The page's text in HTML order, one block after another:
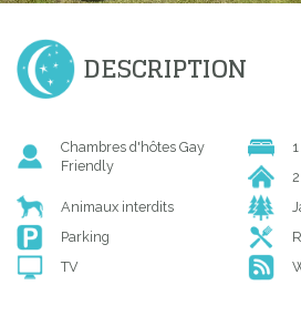
DESCRIPTION
Chambres d'hôtes Gay
Friendly
Animaux interdits
Parking
TV